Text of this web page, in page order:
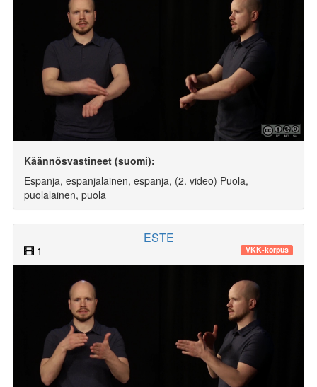
Käännösvastineet (suomi):
Espanja, espanjalainen, espanja, (2. video) Puola,
puolalainen, puola
ESTE
1 VKK-korpus